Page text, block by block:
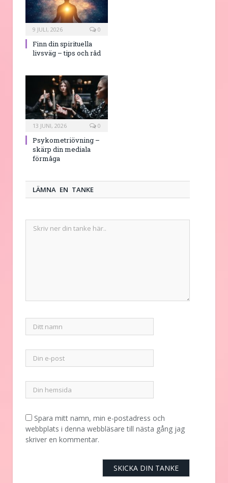
9 JULI, 2026 0
Finn din spirituella
livsväg – tips och råd
13 JUNI, 2026 0
Psykometriövning –
skärp din mediala
förmåga
LÄMNA EN TANKE
Spara mitt namn, min e-postadress och
webbplats i denna webbläsare till nästa gång jag
skriver en kommentar.